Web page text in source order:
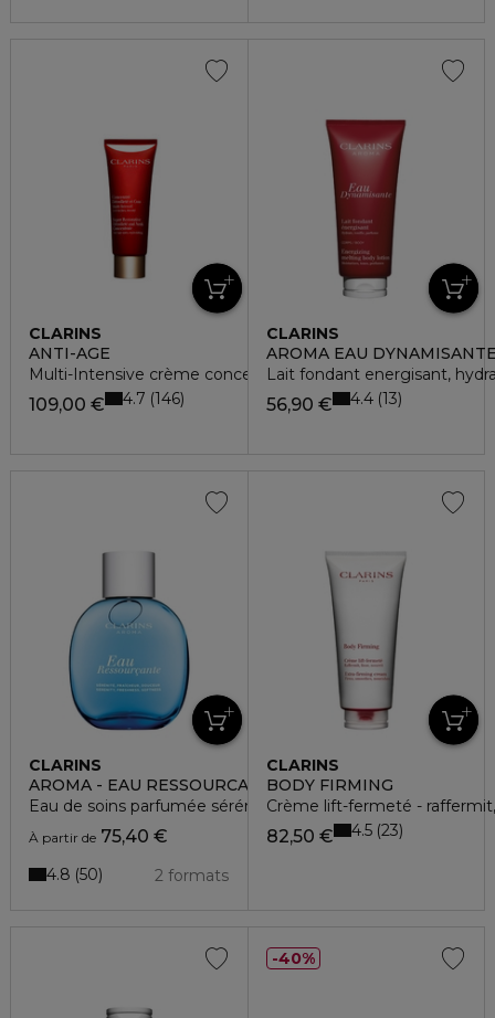
CLARINS
ANTI-AGE
Multi-Intensive crème concentré décolleté et cou
109,00 € 4.7 146
CLARINS
AROMA EAU
Lait fondant energisant,
56,90 € 4.4 13
CLARINS
AROMA - EAU RESSOURCANTE
Eau de soins parfumée sérénité, fraîcheur, douceur
À partir de 75,40 €
2 formats
4.8 50
CLARINS
BODY FIRMING
Crème lift-fermeté -
82,50 € 4.5 23
40%